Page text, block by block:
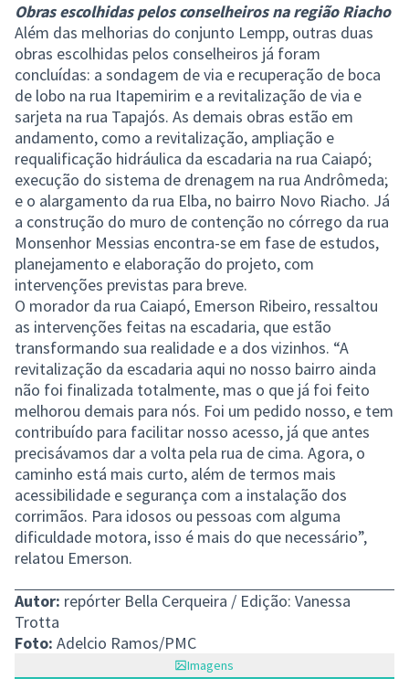
Obras escolhidas pelos conselheiros na região Riacho
Além das melhorias do conjunto Lempp, outras duas
obras escolhidas pelos conselheiros já foram
concluídas: a sondagem de via e recuperação de boca
de lobo na rua Itapemirim e a revitalização de via e
sarjeta na rua Tapajós. As demais obras estão em
andamento, como a revitalização, ampliação e
requalificação hidráulica da escadaria na rua Caiapó;
execução do sistema de drenagem na rua Andrômeda;
e o alargamento da rua Elba, no bairro Novo Riacho. Já
a construção do muro de contenção no córrego da rua
Monsenhor Messias encontra-se em fase de estudos,
planejamento e elaboração do projeto, com
intervenções previstas para breve.
O morador da rua Caiapó, Emerson Ribeiro, ressaltou
as intervenções feitas na escadaria, que estão
transformando sua realidade e a dos vizinhos. “A
revitalização da escadaria aqui no nosso bairro ainda
não foi finalizada totalmente, mas o que já foi feito
melhorou demais para nós. Foi um pedido nosso, e tem
contribuído para facilitar nosso acesso, já que antes
precisávamos dar a volta pela rua de cima. Agora, o
caminho está mais curto, além de termos mais
acessibilidade e segurança com a instalação dos
corrimãos. Para idosos ou pessoas com alguma
dificuldade motora, isso é mais do que necessário”,
relatou Emerson.
Autor: repórter Bella Cerqueira / Edição: Vanessa
Trotta
Foto: Adelcio Ramos/PMC
Imagens